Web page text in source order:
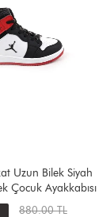
Uzun Bilek Siyah
Çocuk Ayakkabısı
880.00 TL